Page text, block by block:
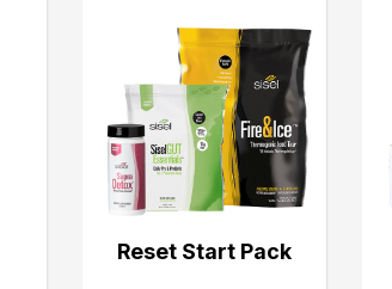
Reset Start Pack